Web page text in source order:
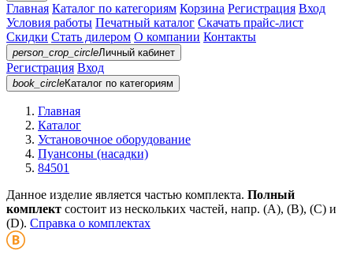
Главная Каталог по категориям Корзина Регистрация Вход
Условия работы Печатный каталог Скачать прайс-лист
Скидки Стать дилером О компании Контакты
person_crop_circleЛичный кабинет
Регистрация Вход
book_circleКаталог по категориям
Главная
Каталог
Установочное оборудование
Пуансоны (насадки)
84501
Данное изделие является частью комплекта. Полный
комплект состоит из нескольких частей, напр. (А), (B), (С) и
(D). Справка о комплектах